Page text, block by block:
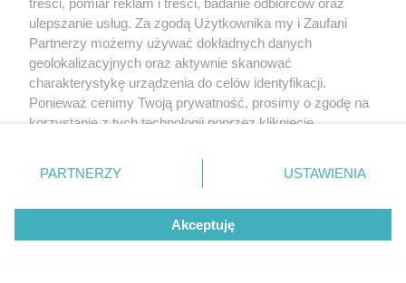
treści, pomiar reklam i treści, badanie odbiorców oraz
ulepszanie usług. Za zgodą Użytkownika my i Zaufani
Partnerzy możemy używać dokładnych danych
geolokalizacyjnych oraz aktywnie skanować
charakterystykę urządzenia do celów identyfikacji.
Ponieważ cenimy Twoją prywatność, prosimy o zgodę na
korzystanie z tych technologii poprzez kliknięcie
zmienić/wycofać klikając przycisk ustawień prywatności
znajdujący się w lewym dolnym rogu strony
rodzaje przetwarzania danych nie wymagają zgody
użytkownika, ale masz prawo sprzeciwić się takiemu
przetwarzaniu. Preferencje będą miały zastosowania tylko
PARTNERZY USTAWIENIA
Akceptuję